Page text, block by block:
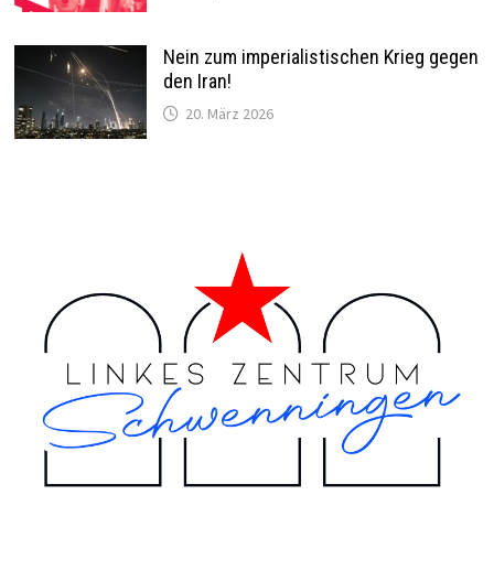
Nein zum imperialistischen Krieg gegen
den Iran!
20. März 2026